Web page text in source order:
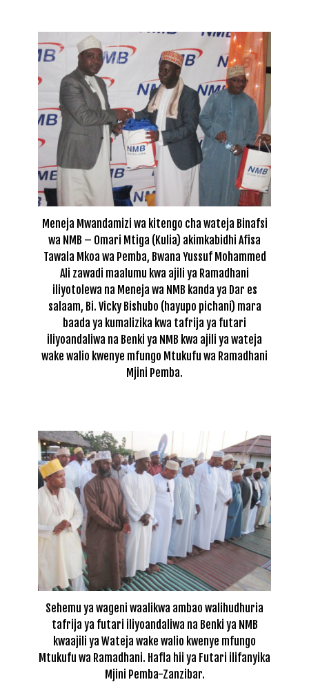
Meneja Mwandamizi wa kitengo cha wateja Binafsi
wa NMB – Omari Mtiga (Kulia) akimkabidhi Afisa
Tawala Mkoa wa Pemba, Bwana Yussuf Mohammed
Ali zawadi maalumu kwa ajili ya Ramadhani
iliyotolewa na Meneja wa NMB kanda ya Dar es
salaam, Bi. Vicky Bishubo (hayupo pichani) mara
baada ya kumalizika kwa tafrija ya futari
iliyoandaliwa na Benki ya NMB kwa ajili ya wateja
wake walio kwenye mfungo Mtukufu wa Ramadhani
Mjini Pemba.
Sehemu ya wageni waalikwa ambao walihudhuria
tafrija ya futari iliyoandaliwa na Benki ya NMB
kwaajili ya Wateja wake walio kwenye mfungo
Mtukufu wa Ramadhani. Hafla hii ya Futari ilifanyika
Mjini Pemba-Zanzibar.